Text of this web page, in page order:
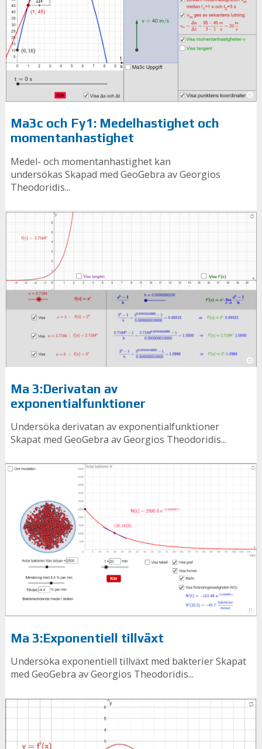
Ma3c och Fy1: Medelhastighet och
momentanhastighet
Medel- och momentanhastighet kan
undersökas Skapad med GeoGebra av Georgios
Theodoridis...
Ma 3:Derivatan av
exponentialfunktioner
Undersöka derivatan av exponentialfunktioner
Skapat med GeoGebra av Georgios Theodoridis...
Ma 3:Exponentiell tillväxt
Undersöka exponentiell tillväxt med bakterier Skapat
med GeoGebra av Georgios Theodoridis...